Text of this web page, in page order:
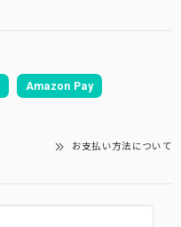
Amazon Pay
お支払い方法について